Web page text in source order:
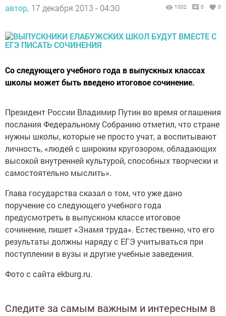
автор, 17 декабря 2013 - 04:30 1002 0 0
Со следующего учебного года в выпускных классах
школы может быть введено итоговое сочинение.
Президент России Владимир Путин во время оглашения
послания Федеральному Собранию отметил, что стране
нужны школы, которые не просто учат, а воспитывают
личность, «людей с широким кругозором, обладающих
высокой внутренней культурой, способных творчески и
самостоятельно мыслить».
Глава государства сказал о том, что уже дано
поручение со следующего учебного года
предусмотреть в выпускном классе итоговое
сочинение, пишет «Знамя труда». Естественно, что его
результаты должны наряду с ЕГЭ учитываться при
поступлении в вузы и другие учебные заведения.
Фото с сайта ekburg.ru.
Следите за самым важным и интересным в